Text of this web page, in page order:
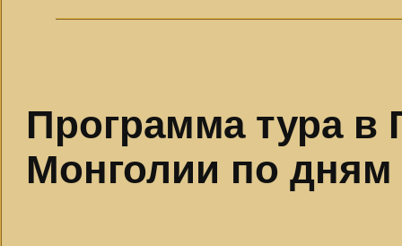
Программа тура в
Монголии по дням